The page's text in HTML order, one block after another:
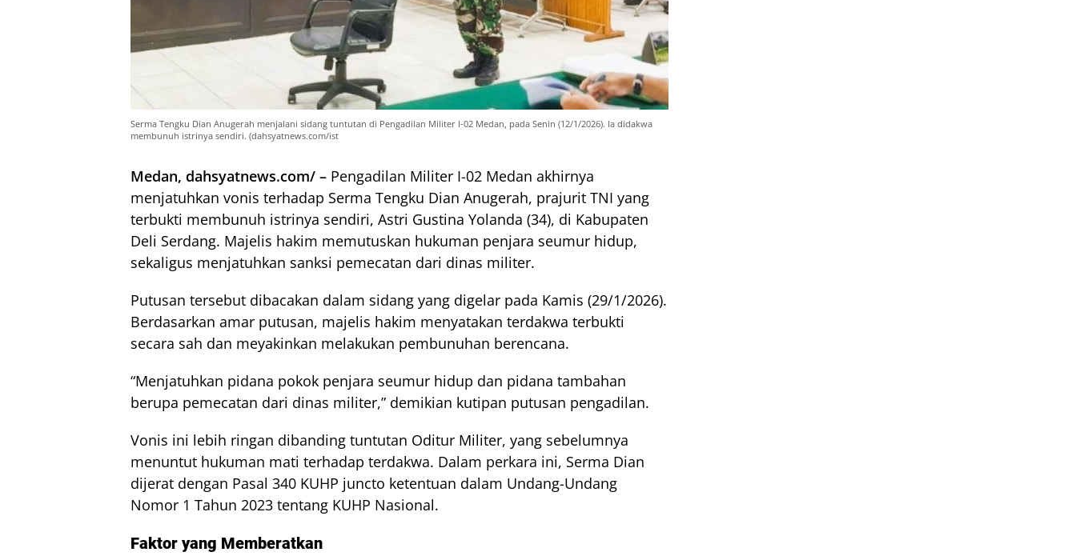
Serma Tengku Dian Anugerah menjalani sidang tuntutan di Pengadilan Militer I-02 Medan, pada Senin (12/1/2026). Ia didakwa
membunuh istrinya sendiri. (dahsyatnews.com/ist
Medan, dahsyatnews.com/ – Pengadilan Militer I-02 Medan akhirnya
menjatuhkan vonis terhadap Serma Tengku Dian Anugerah, prajurit TNI yang
terbukti membunuh istrinya sendiri, Astri Gustina Yolanda (34), di Kabupaten
Deli Serdang. Majelis hakim memutuskan hukuman penjara seumur hidup,
sekaligus menjatuhkan sanksi pemecatan dari dinas militer.
Putusan tersebut dibacakan dalam sidang yang digelar pada Kamis (29/1/2026).
Berdasarkan amar putusan, majelis hakim menyatakan terdakwa terbukti
secara sah dan meyakinkan melakukan pembunuhan berencana.
“Menjatuhkan pidana pokok penjara seumur hidup dan pidana tambahan
berupa pemecatan dari dinas militer,” demikian kutipan putusan pengadilan.
Vonis ini lebih ringan dibanding tuntutan Oditur Militer, yang sebelumnya
menuntut hukuman mati terhadap terdakwa. Dalam perkara ini, Serma Dian
dijerat dengan Pasal 340 KUHP juncto ketentuan dalam Undang-Undang
Nomor 1 Tahun 2023 tentang KUHP Nasional.
Faktor yang Memberatkan